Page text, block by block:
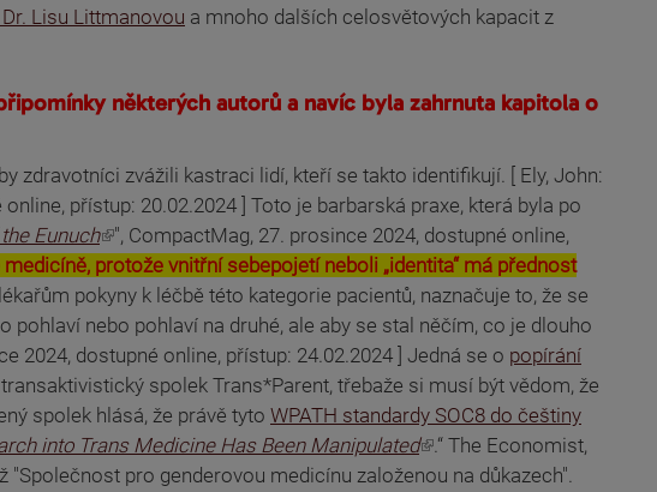
Lisu Littmanovou a mnoho dalších celosvětových kapacit z
některých autorů a navíc byla zahrnuta kapitola o
zdravotníci zvážili kastraci lidí, kteří se takto identifikují. [ Ely, John:
přístup: 20.02.2024 ] Toto je barbarská praxe, která byla po
Eunuch
", CompactMag, 27. prosince 2024, dostupné online,
protože vnitřní sebepojetí neboli „identita“ má přednost
pokyny k léčbě této kategorie pacientů, naznačuje to, že se
nebo pohlaví na druhé, ale aby se stal něčím, co je dlouho
2024, dostupné online, přístup: 24.02.2024 ] Jedná se o popírání
spolek Trans*Parent, třebaže si musí být vědom, že
spolek hlásá, že právě tyto WPATH standardy SOC8 do češtiny
into Trans Medicine Has Been Manipulated
.“ The Economist,
"Společnost pro genderovou medicínu založenou na důkazech".